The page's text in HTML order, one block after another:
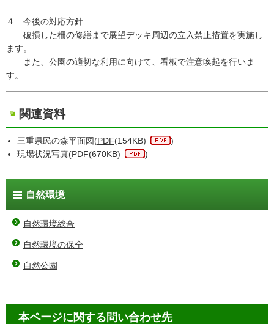
４ 今後の対応方針
破損した柵の修繕まで展望デッキ周辺の立入禁止措置を実施し
ます。
また、公園の適切な利用に向けて、看板で注意喚起を行いま
す。
関連資料
三重県民の森平面図(PDF(154KB)
)
現場状況写真(PDF(670KB) )
自然環境
自然環境総合
自然環境の保全
自然公園
本ページに関する問い合わせ先